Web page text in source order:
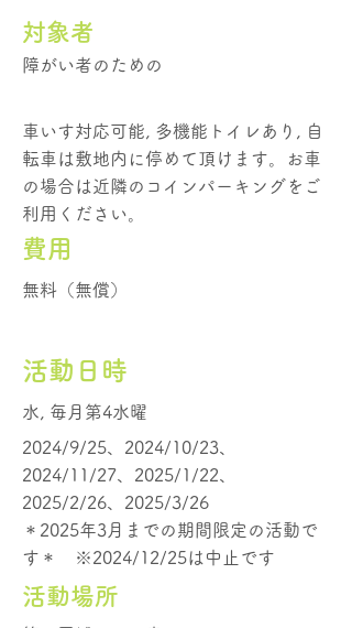
​対象者
障がい者のための
車いす対応可能, 多機能トイレあり, 自
転車は敷地内に停めて頂けます。お車
の場合は近隣のコインパーキングをご
利用ください。
費用
無料（無償）
活動日時
水, 毎月第4水曜
2024/9/25、2024/10/23、
2024/11/27、2025/1/22、
2025/2/26、2025/3/26
＊2025年3月までの期間限定の活動で
す＊ ※2024/12/25は中止です
活動場所